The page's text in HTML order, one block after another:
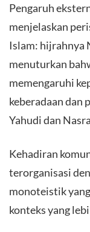
Pengaruh
menjelaskan
Islam: hijrahnya
menuturkan
memengaruhi
keberadaan dan
Yahudi dan
Kehadiran
terorganisasi
monoteistik
konteks yang